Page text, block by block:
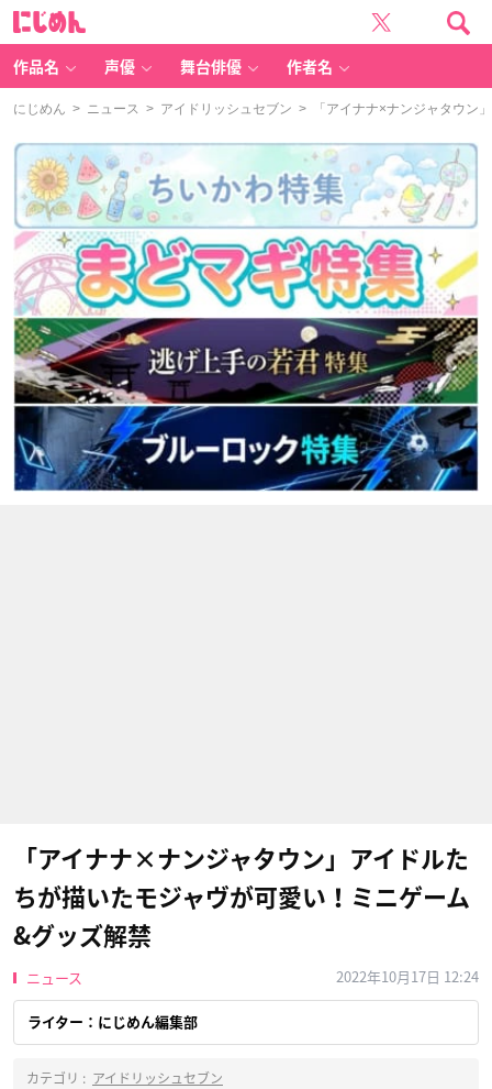
作品名 声優 舞台俳優 作者名
にじめん > ニュース > アイドリッシュセブン > 「アイナナ×ナンジャタウン
「アイナナ×ナンジャタウン」アイドルた
ちが描いたモジャヴが可愛い！ミニゲーム
&グッズ解禁
ニュース 2022年10月17日 12:24
ライター：にじめん編集部
カテゴリ : アイドリッシュセブン